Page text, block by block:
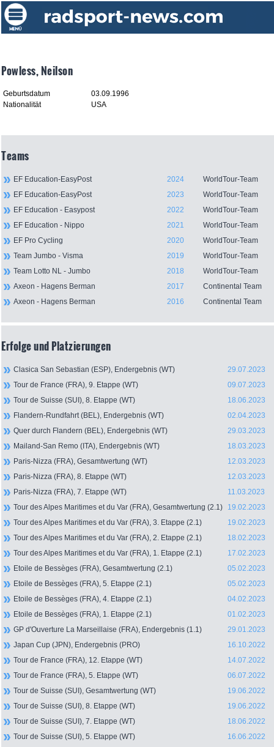
Powless, Neilson
Geburtsdatum
03.09.1996
Nationalität
USA
Teams
EF Education-EasyPost 2024
WorldTour-Team
EF Education-EasyPost
2023
WorldTour-Team
EF Education - Easypost
2022
WorldTour-Team
EF Education - Nippo
2021
WorldTour-Team
EF Pro Cycling
2020
WorldTour-Team
Team Jumbo - Visma
2019
WorldTour-Team
Team Lotto NL - Jumbo
2018
WorldTour-Team
Axeon - Hagens Berman
2017
Continental Team
Axeon - Hagens Berman
2016 Continental Team
Erfolge und Platzierungen
Clasica San Sebastian (ESP), Endergebnis (WT)
29.07.2023
Tour de France (FRA), 9. Etappe (WT)
09.07.2023
Tour de Suisse (SUI), 8. Etappe (WT)
18.06.2023
Flandern-Rundfahrt (BEL), Endergebnis (WT)
02.04.2023
Quer durch Flandern (BEL), Endergebnis (WT)
29.03.2023
Mailand-San Remo (ITA), Endergebnis (WT)
18.03.2023
Paris-Nizza (FRA), Gesamtwertung (WT)
12.03.2023
Paris-Nizza (FRA), 8. Etappe (WT)
12.03.2023
Paris-Nizza (FRA), 7. Etappe (WT)
11.03.2023
Tour des Alpes Maritimes et du Var (FRA), Gesamtwertung (2.1)
19.02.2023
Tour des Alpes Maritimes et du Var (FRA), 3. Etappe (2.1)
19.02.2023
Tour des Alpes Maritimes et du Var (FRA), 2. Etappe (2.1)
18.02.2023
Tour des Alpes Maritimes et du Var (FRA), 1. Etappe (2.1)
17.02.2023
Etoile de Bessèges (FRA), Gesamtwertung (2.1)
05.02.2023
Etoile de Bessèges (FRA), 5. Etappe (2.1)
05.02.2023
Etoile de Bessèges (FRA), 4. Etappe (2.1)
04.02.2023
Etoile de Bessèges (FRA), 1. Etappe (2.1)
01.02.2023
GP d'Ouverture La Marseillaise (FRA), Endergebnis (1.1)
29.01.2023
Japan Cup (JPN), Endergebnis (PRO)
16.10.2022
Tour de France (FRA), 12. Etappe (WT)
14.07.2022
Tour de France (FRA), 5. Etappe (WT)
06.07.2022
Tour de Suisse (SUI), Gesamtwertung (WT)
19.06.2022
Tour de Suisse (SUI), 8. Etappe (WT)
19.06.2022
Tour de Suisse (SUI), 7. Etappe (WT)
18.06.2022
Tour de Suisse (SUI), 5. Etappe (WT)
16.06.2022